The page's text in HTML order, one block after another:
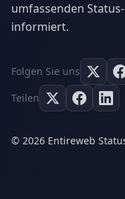
umfassenden
informiert.
Folgen Sie uns
Teilen
© 2026 Entireweb